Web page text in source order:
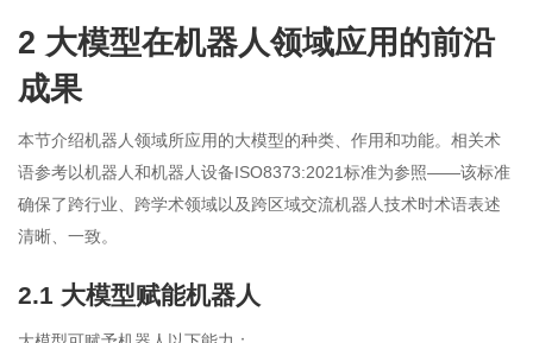
2 大模型在机器人领域应用的前沿
成果
本节介绍机器人领域所应用的大模型的种类、作用和功能。相关术
语参考以机器人和机器人设备ISO8373:2021标准为参照——该标准
确保了跨行业、跨学术领域以及跨区域交流机器人技术时术语表述
清晰、一致。
2.1 大模型赋能机器人